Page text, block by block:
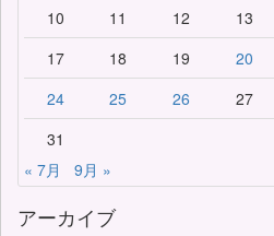
10
11 12 13
17
18 19 20
24
25 26 27
31
« 7月
9月 »
アーカイブ